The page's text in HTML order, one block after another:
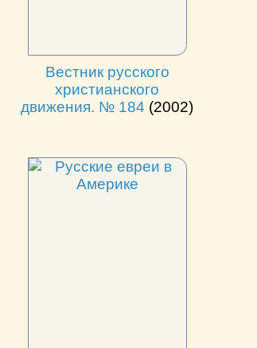
Вестник русского
христианского
движения. № 184 (2002)